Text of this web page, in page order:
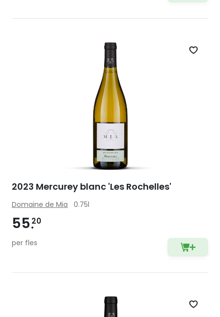
Zet
2023 Mercurey blanc 'Les Rochelles'
Domaine de Mia 0.75l
55 20
per fles
Zet